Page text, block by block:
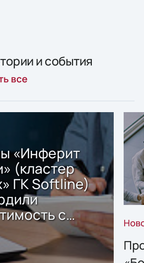
и события
все
«Инферит
(кластер
ГК Softline)
с
Sharx
для